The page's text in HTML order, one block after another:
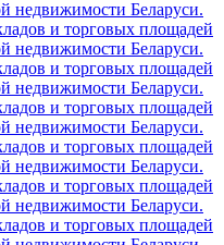
недвижимости Беларуси.
и торговых площадей
недвижимости Беларуси.
и торговых площадей
недвижимости Беларуси.
и торговых площадей
недвижимости Беларуси.
и торговых площадей
недвижимости Беларуси.
и торговых площадей
недвижимости Беларуси.
и торговых площадей